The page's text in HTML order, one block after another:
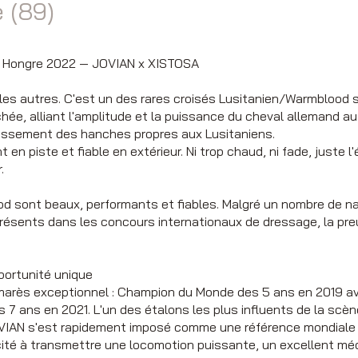
(89)
2022 — JOVIAN x XISTOSA
autres. C'est un des rares croisés Lusitanien/Warmblood
alliant l'amplitude et la puissance du cheval allemand
des hanches propres aux Lusitaniens.
en piste et fiable en extérieur. Ni trop chaud, ni fade, juste
sont beaux, performants et fiables. Malgré un nombre de
dans les concours internationaux de dressage, la
unique
exceptionnel : Champion du Monde des 5 ans en 2019
7 ans en 2021. L'un des étalons les plus influents de la
s'est rapidement imposé comme une référence
à transmettre une locomotion puissante, un excellent